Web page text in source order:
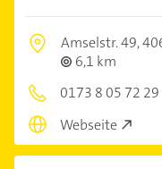
Amselstr. 49,
6,1 km
0173 8 05 72 29
Webseite